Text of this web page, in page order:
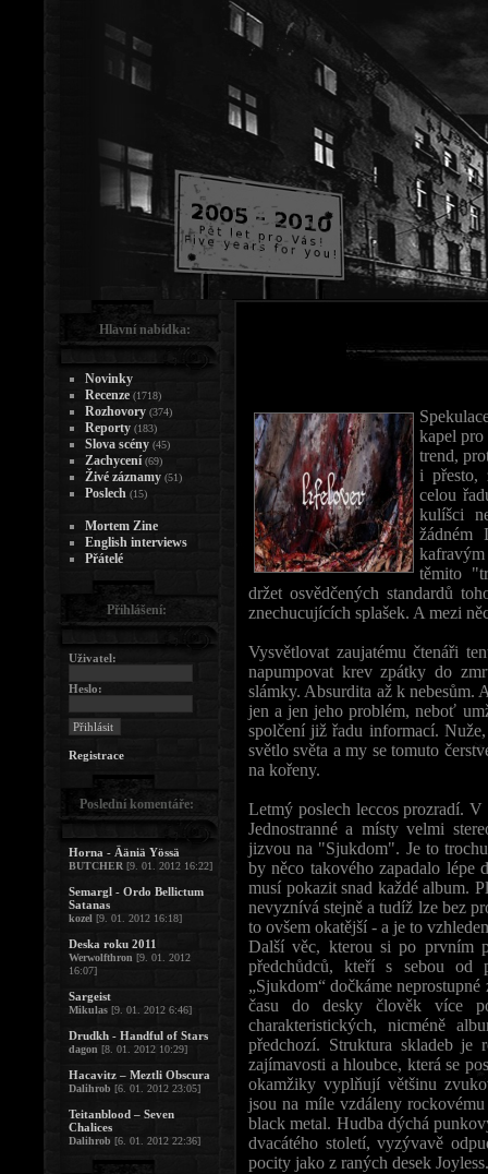
kapel pro
trend,
i přesto,
celou
kulíšci
žádném
těmito
držet osvědčených standardů
znechucujících splašek. A mezi
Vysvětlovat zaujatému čtenáři
napumpovat krev zpátky do
slámky. Absurdita až k nebesům.
jen a jen jeho problém, neboť
spolčení již řadu informací.
světlo světa a my se tomuto
na kořeny.
Letmý poslech leccos prozradí.
Jednostranné a místy velmi
jizvou na "Sjukdom". Je to
by něco takového zapadalo lépe
musí pokazit snad každé album.
nevyznívá stejně a tudíž lze bez
to ovšem okatější - a je to
Další věc, kterou si po prvním
předchůdců, kteří s sebou od
„Sjukdom“ dočkáme
času do desky člověk více
charakteristických, nicméně
předchozí. Struktura skladeb je
zajímavosti a hloubce, která se
okamžiky vyplňují většinu
jsou na míle vzdáleny
black metal. Hudba dýchá
dvacátého století, vyzývavě
pocity jako z raných desek Joyless.
Hlavní nabídka:
Novinky
Recenze (1718)
Rozhovory (374)
Reporty (183)
Slova scény (45)
Zachycení (69)
Živé záznamy (51)
Poslech (15)
Mortem Zine
English interviews
Přátelé
Přihlášení:
Uživatel:
Heslo:
Registrace
Poslední komentáře:
Horna - Ääniä Yössä
BUTCHER [9. 01. 2012 16:22]
Semargl - Ordo Bellictum
Satanas
kozel [9. 01. 2012 16:18]
Deska roku 2011
Werwolfthron [9. 01. 2012
16:07]
Sargeist
Mikulas [9. 01. 2012 6:46]
Drudkh - Handful of Stars
dagon [8. 01. 2012 10:29]
Hacavitz – Meztli Obscura
Dalihrob [6. 01. 2012 23:05]
Teitanblood – Seven
Chalices
Dalihrob [6. 01. 2012 22:36]